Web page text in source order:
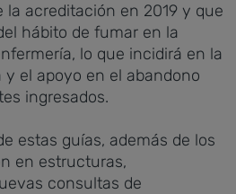
la acreditación en 2019 y que
hábito de fumar en la
lo que incidirá en la
el apoyo en el abandono
ingresados.
estas guías, además de los
en estructuras,
consultas de